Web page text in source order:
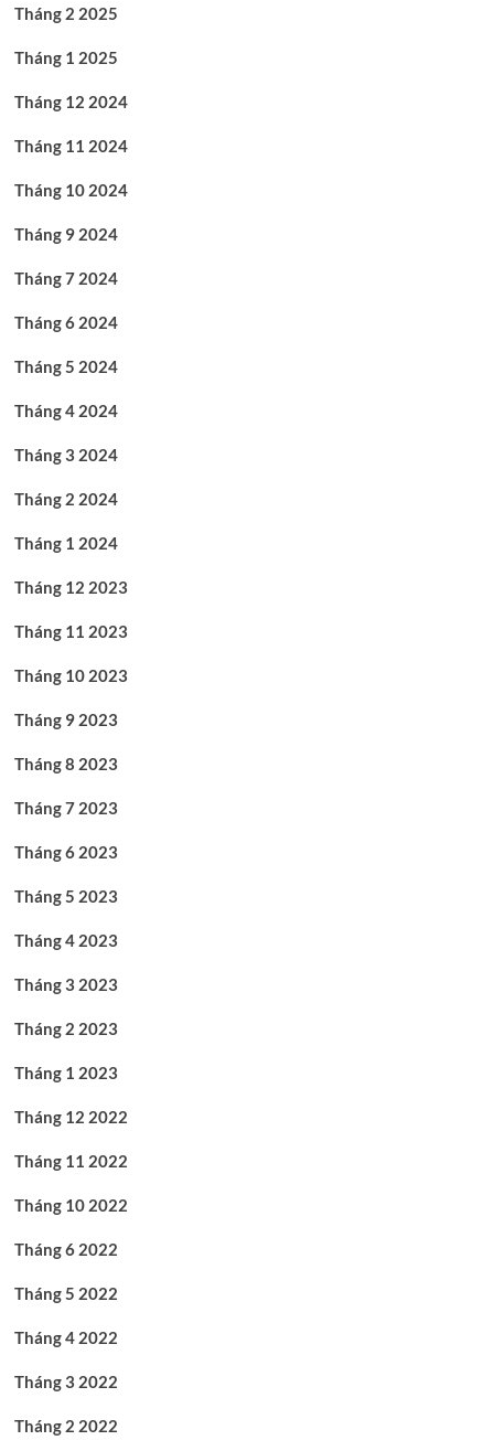
Tháng 2 2025
Tháng 1 2025
Tháng 12 2024
Tháng 11 2024
Tháng 10 2024
Tháng 9 2024
Tháng 7 2024
Tháng 6 2024
Tháng 5 2024
Tháng 4 2024
Tháng 3 2024
Tháng 2 2024
Tháng 1 2024
Tháng 12 2023
Tháng 11 2023
Tháng 10 2023
Tháng 9 2023
Tháng 8 2023
Tháng 7 2023
Tháng 6 2023
Tháng 5 2023
Tháng 4 2023
Tháng 3 2023
Tháng 2 2023
Tháng 1 2023
Tháng 12 2022
Tháng 11 2022
Tháng 10 2022
Tháng 6 2022
Tháng 5 2022
Tháng 4 2022
Tháng 3 2022
Tháng 2 2022